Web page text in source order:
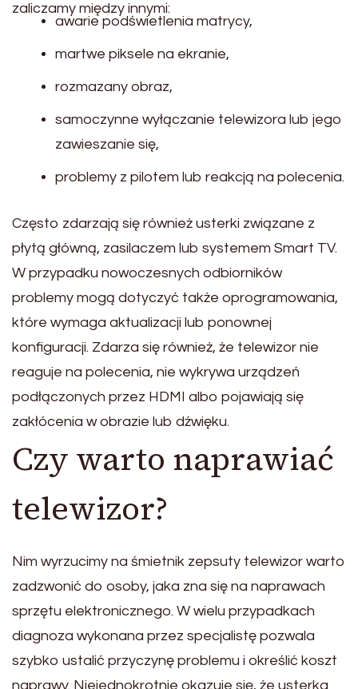
zaliczamy między innymi:
awarie podświetlenia matrycy,
martwe piksele na ekranie,
rozmazany obraz,
samoczynne wyłączanie telewizora lub jego
zawieszanie się,
problemy z pilotem lub reakcją na polecenia.
Często zdarzają się również usterki związane z
płytą główną, zasilaczem lub systemem Smart TV.
W przypadku nowoczesnych odbiorników
problemy mogą dotyczyć także oprogramowania,
które wymaga aktualizacji lub ponownej
konfiguracji. Zdarza się również, że telewizor nie
reaguje na polecenia, nie wykrywa urządzeń
podłączonych przez HDMI albo pojawiają się
zakłócenia w obrazie lub dźwięku.
Czy warto naprawiać
telewizor?
Nim wyrzucimy na śmietnik zepsuty telewizor warto
zadzwonić do osoby, jaka zna się na naprawach
sprzętu elektronicznego. W wielu przypadkach
diagnoza wykonana przez specjalistę pozwala
szybko ustalić przyczynę problemu i określić koszt
naprawy. Niejednokrotnie okazuje się, że usterka